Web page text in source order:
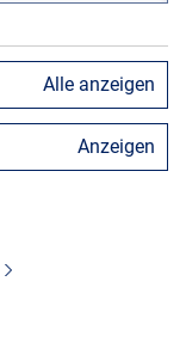
Alle anzeigen
Anzeigen